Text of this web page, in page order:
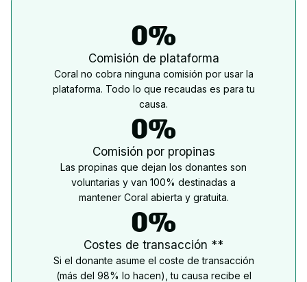
0%
Comisión de plataforma
Coral no cobra ninguna comisión por usar la
plataforma. Todo lo que recaudas es para tu
causa.
0%
Comisión por propinas
Las propinas que dejan los donantes son
voluntarias y van 100% destinadas a
mantener Coral abierta y gratuita.
0%
Costes de transacción **
Si el donante asume el coste de transacción
(más del 98% lo hacen), tu causa recibe el